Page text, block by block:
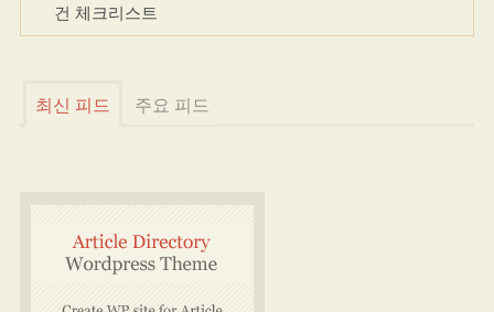
건 체크리스트
최신 피드 주요 피드